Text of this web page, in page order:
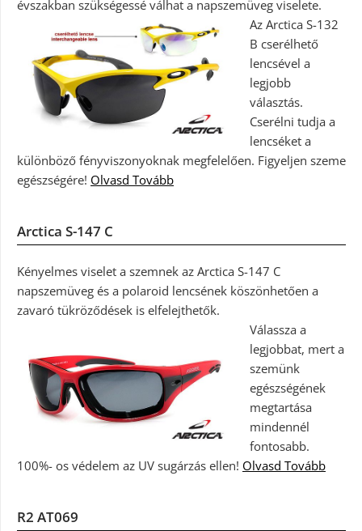
évszakban szükségessé válhat a napszemüveg viselete.
Az Arctica S-132
B cserélhető
lencsével a
legjobb
választás.
Cserélni tudja a
lencséket a
különböző fényviszonyoknak megfelelően. Figyeljen szeme
egészségére! Olvasd Tovább
Arctica S-147 C
Kényelmes viselet a szemnek az Arctica S-147 C
napszemüveg és a polaroid lencsének köszönhetően a
zavaró tükröződések is elfelejthetők.
Válassza a
legjobbat, mert a
szemünk
egészségének
megtartása
mindennél
fontosabb.
100%- os védelem az UV sugárzás ellen! Olvasd Tovább
R2 AT069